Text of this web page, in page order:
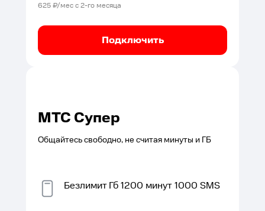
625₽/мес с2-го месяца
Подключить
МТС Супер
Общайтесь свободно, не считая минуты и ГБ
БезлимитГб1200 минут1000 SMS